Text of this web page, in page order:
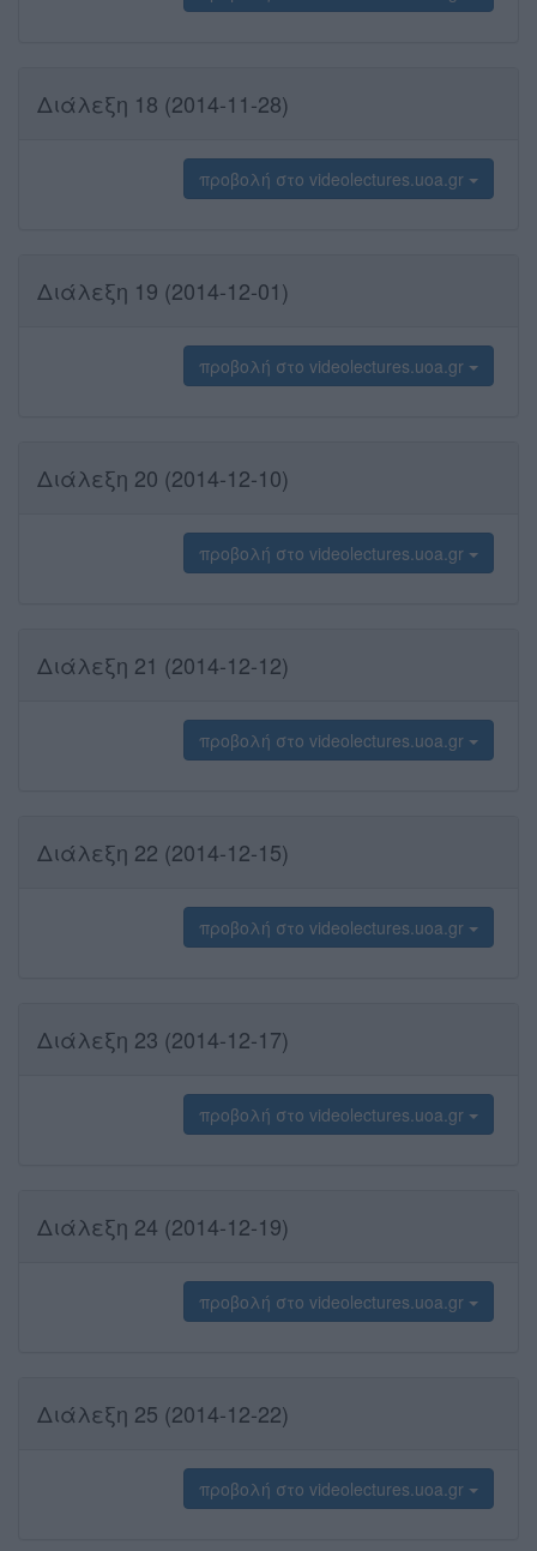
Διάλεξη 18 (2014-11-28)
προβολή στο videolectures.uoa.gr
Διάλεξη 19 (2014-12-01)
προβολή στο videolectures.uoa.gr
Διάλεξη 20 (2014-12-10)
προβολή στο videolectures.uoa.gr
Διάλεξη 21 (2014-12-12)
προβολή στο videolectures.uoa.gr
Διάλεξη 22 (2014-12-15)
προβολή στο videolectures.uoa.gr
Διάλεξη 23 (2014-12-17)
προβολή στο videolectures.uoa.gr
Διάλεξη 24 (2014-12-19)
προβολή στο videolectures.uoa.gr
Διάλεξη 25 (2014-12-22)
προβολή στο videolectures.uoa.gr